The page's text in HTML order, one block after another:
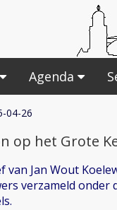
Agenda
04-26
op het Grote
van Jan Wout
verzameld onder